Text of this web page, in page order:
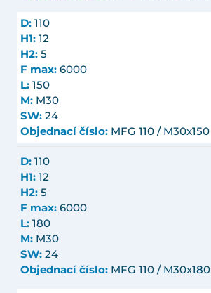
D: 110
H1: 12
H2: 5
F max: 6000
L: 150
M: M30
SW: 24
Objednací číslo: MFG 110 / M30x150
D: 110
H1: 12
H2: 5
F max: 6000
L: 180
M: M30
SW: 24
Objednací číslo: MFG 110 / M30x180